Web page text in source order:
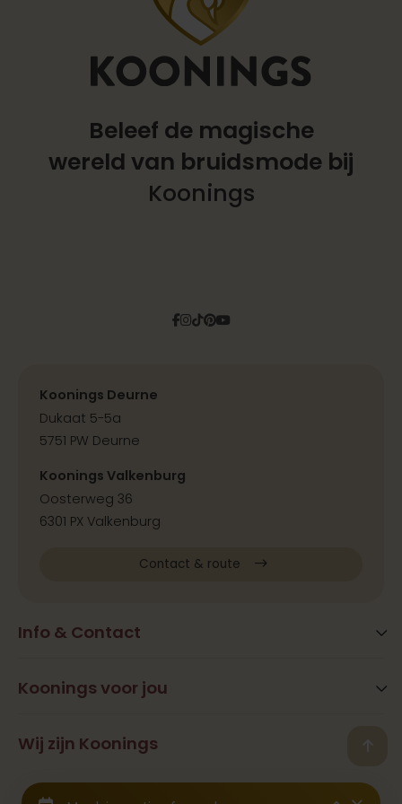
Beleef de magische
wereld van bruidsmode bij
Koonings
Facebook
Instagram
Tiktok
Pinterest
YouTube
Info & Contact
FAQ
Vestigingen
Samenwerkingen & Pers
Koonings voor jou
Beauty
Trouwjurken
Wij zijn Koonings
Geschiedenis
Koonings Deurne
Dukaat 5-5a
5751 PW Deurne
Koonings Valkenburg
Oosterweg 36
6301 PX Valkenburg
Contact & route